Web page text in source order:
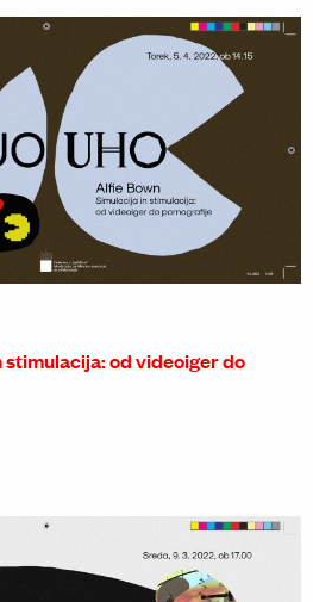
stimulacija: od videoiger do